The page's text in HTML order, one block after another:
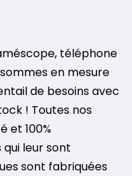
téléphone
en mesure
de besoins avec
! Toutes nos
et 100%
leur sont
sont fabriquées